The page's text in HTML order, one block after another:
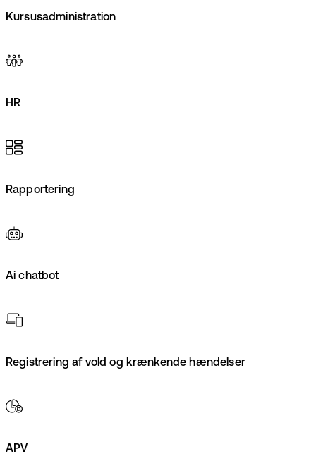
Kursusadministration
HR
Rapportering
Ai chatbot
Registrering af vold og krænkende hændelser
APV